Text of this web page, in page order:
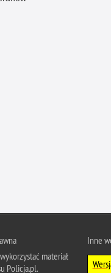
brudnych
człowieka
materiał
Policja.pl.
Inne